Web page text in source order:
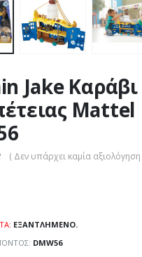
Jake Καράβι
Mattel
( Δεν υπάρχει καμία
ΕΞΑΝΤΛΗΜΈΝΟ.
DMW56